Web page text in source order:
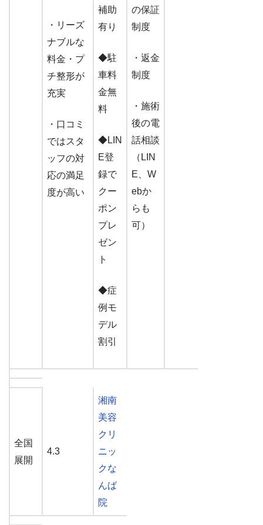
・リーズ
ナブルな
料金 ・プ
チ整形が
充実
・口コミ
ではスタ
ッフの対
応の満足
度が高い
補助
有り
◆駐
車料
金無
料
◆LIN
E登
録で
クー
ポン
プレ
ゼン
ト
◆症
例モ
デル
割引
の保証
制度
・返金
制度
・施術
後の電
話相談
（LIN
E、W
ebか
らも
可）
全国
展開
4.3
湘南
美容
クリ
ニッ
クな
んば
院